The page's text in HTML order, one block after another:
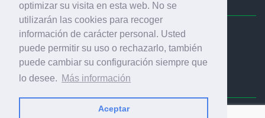
optimizar su visita en esta web. No se
utilizarán las cookies para recoger
información de carácter personal. Usted
puede permitir su uso o rechazarlo, también
puede cambiar su configuración siempre que
lo desee. Más información
Aceptar
Ediciones Industria Gráfica, S.C.P.
Calle Fluvià 257, bajos, 08020 Barcelona (España)